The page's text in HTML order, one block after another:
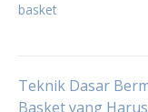
basket
Post
Teknik Dasar
Basket yang Harus